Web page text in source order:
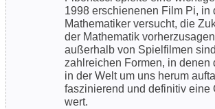
1998 erschienenen Film Pi, in
Mathematiker versucht, die
der Mathematik
außerhalb von Spielfilmen
zahlreichen Formen, in denen
in der Welt um uns herum
faszinierend und definitiv eine
wert.